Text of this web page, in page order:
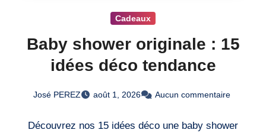
Cadeaux
Baby shower originale : 15
idées déco tendance
José PEREZ août 1, 2026 Aucun commentaire
Découvrez nos 15 idées déco une baby shower